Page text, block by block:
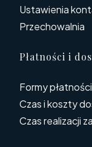
Ustawienia
Przechowalnia
Płatności i
Formy płatności
Czas i koszty
Czas realizacji